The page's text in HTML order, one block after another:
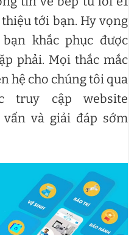
tới bạn. Hy vọng
khắc phục được
phải. Mọi thắc mắc
hệ cho chúng tôi qua
truy cập website
và giải đáp sớm